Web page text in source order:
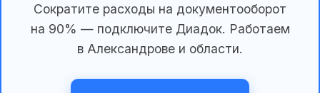
Сократите расходы на документооборот
на 90% — подключите Диадок. Работаем
в Александрове и области.